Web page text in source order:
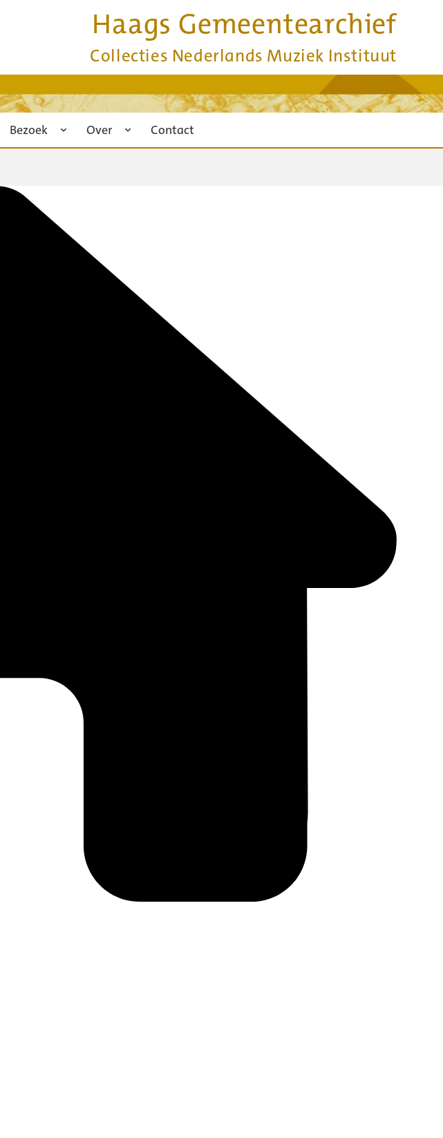
Haags Gemeentearchief
Collecties Nederlands Muziek Instituut
Bezoek Over Contact